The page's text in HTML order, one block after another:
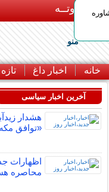
بـیتوتــه
منو
خانه اخبار داغ
آخرین اخبار سیاسی
هشدار
«توافق
اظهارات
محاصره